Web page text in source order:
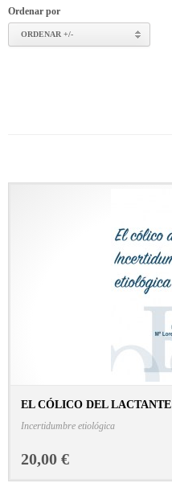
Ordenar por
ORDENAR +/-
EL CÓLICO DEL LACTANTE
Incertidumbre etiológica
20,00 €